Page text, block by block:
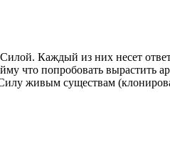
Каждый из них несет
что попробовать вырастить
живым существам